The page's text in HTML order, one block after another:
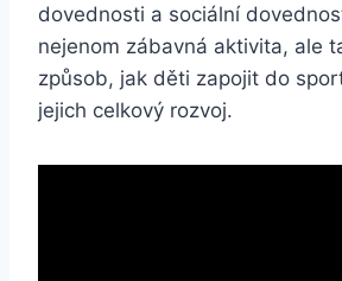
dovednosti a sociální
nejenom zábavná aktivita, ale
způsob, jak děti zapojit do
jejich celkový rozvoj.